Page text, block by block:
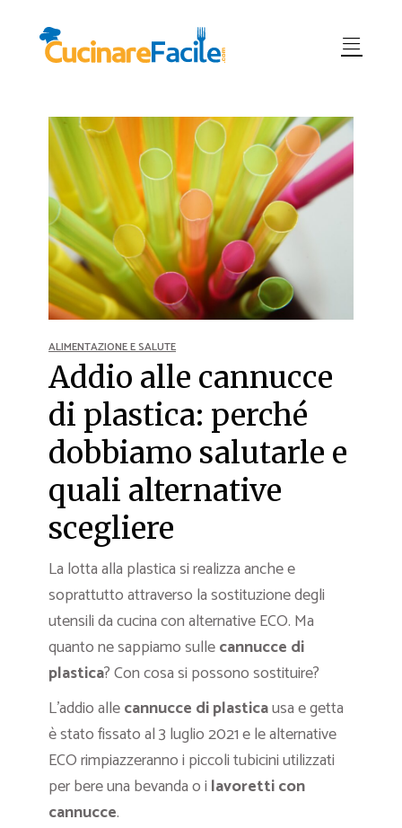
ALIMENTAZIONE E SALUTE
Addio alle cannucce
di plastica: perché
dobbiamo salutarle e
quali alternative
scegliere
La lotta alla plastica si realizza anche e
soprattutto attraverso la sostituzione degli
utensili da cucina con alternative ECO. Ma
quanto ne sappiamo sullecannucce di
plastica? Con cosa si possono sostituire?
L’addio allecannucce di plasticausa e getta
è stato fissato al 3 luglio 2021 e le alternative
ECO rimpiazzeranno i piccoli tubicini utilizzati
per bere una bevanda o i lavoretti con
cannucce.